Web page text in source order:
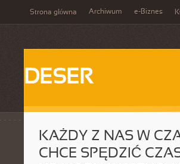
Strona główna Archiwum e-Biznes
DESER
KAŻDY Z NAS W
CHCE SPĘDZIĆ